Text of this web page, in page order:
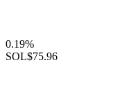
0.19%
SOL$75.96